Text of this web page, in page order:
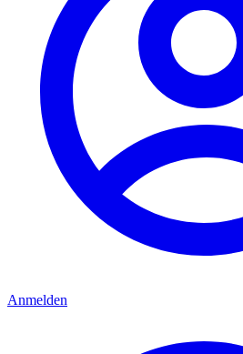
Anmelden